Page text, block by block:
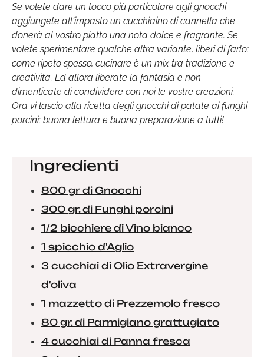
Se volete dare un tocco più particolare agli gnocchi
aggiungete all'impasto un cucchiaino di cannella che
donerà al vostro piatto una nota dolce e fragrante. Se
volete sperimentare qualche altra variante, liberi di farlo:
come ripeto spesso, cucinare è un mix tra tradizione e
creatività. Ed allora liberate la fantasia e non
dimenticate di condividere con noi le vostre creazioni.
Ora vi lascio alla ricetta degli gnocchi di patate ai funghi
porcini: buona lettura e buona preparazione a tutti!
Ingredienti
800 gr di Gnocchi
300 gr. di Funghi porcini
1/2 bicchiere di Vino bianco
1 spicchio d'Aglio
3 cucchiai di Olio Extravergine
d'oliva
1 mazzetto di Prezzemolo fresco
80 gr. di Parmigiano grattugiato
4 cucchiai di Panna fresca